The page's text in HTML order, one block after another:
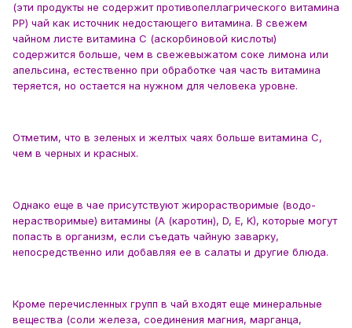
(эти продукты не содержит противопеллагрического витамина
РР) чай как источник недостающего витамина. В свежем
чайном листе витамина С (аскорбиновой кислоты)
содержится больше, чем в свежевыжатом соке лимона или
апельсина, естественно при обработке чая часть витамина
теряется, но остается на нужном для человека уровне.
Отметим, что в зеленых и желтых чаях больше витамина С,
чем в черных и красных.
Однако еще в чае присутствуют жирорастворимые (водо-
нерастворимые) витамины (A (каротин), D, E, K), которые могут
попасть в организм, если съедать чайную заварку,
непосредственно или добавляя ее в салаты и другие блюда.
Кроме перечисленных групп в чай входят еще минеральные
вещества (соли железа, соединения магния, марганца,